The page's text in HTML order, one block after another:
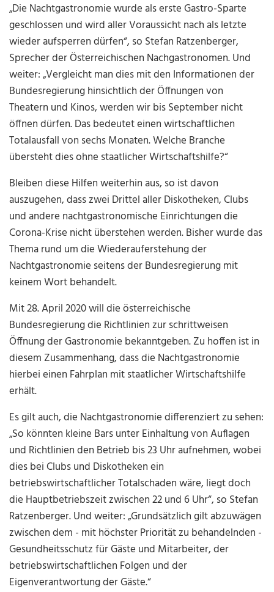
„Die Nachtgastronomie wurde als erste Gastro-Sparte
geschlossen und wird aller Voraussicht nach als letzte
wieder aufsperren dürfen“, so Stefan Ratzenberger,
Sprecher der Österreichischen Nachgastronomen. Und
weiter: „Vergleicht man dies mit den Informationen der
Bundesregierung hinsichtlich der Öffnungen von
Theatern und Kinos, werden wir bis September nicht
öffnen dürfen. Das bedeutet einen wirtschaftlichen
Totalausfall von sechs Monaten. Welche Branche
übersteht dies ohne staatlicher Wirtschaftshilfe?“
Bleiben diese Hilfen weiterhin aus, so ist davon
auszugehen, dass zwei Drittel aller Diskotheken, Clubs
und andere nachtgastronomische Einrichtungen die
Corona-Krise nicht überstehen werden. Bisher wurde das
Thema rund um die Wiederauferstehung der
Nachtgastronomie seitens der Bundesregierung mit
keinem Wort behandelt.
Mit 28. April 2020 will die österreichische
Bundesregierung die Richtlinien zur schrittweisen
Öffnung der Gastronomie bekanntgeben. Zu hoffen ist in
diesem Zusammenhang, dass die Nachtgastronomie
hierbei einen Fahrplan mit staatlicher Wirtschaftshilfe
erhält.
Es gilt auch, die Nachtgastronomie differenziert zu sehen:
„So könnten kleine Bars unter Einhaltung von Auflagen
und Richtlinien den Betrieb bis 23 Uhr aufnehmen, wobei
dies bei Clubs und Diskotheken ein
betriebswirtschaftlicher Totalschaden wäre, liegt doch
die Hauptbetriebszeit zwischen 22 und 6 Uhr“, so Stefan
Ratzenberger. Und weiter: „Grundsätzlich gilt abzuwägen
zwischen dem - mit höchster Priorität zu behandelnden -
Gesundheitsschutz für Gäste und Mitarbeiter, der
betriebswirtschaftlichen Folgen und der
Eigenverantwortung der Gäste.“